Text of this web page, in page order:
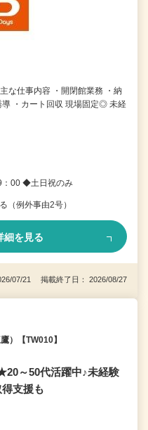
な仕事内容 ・開閉館業務 ・納
・カート回収 現場固定◎ 未経
：00 ◆土日祝のみ
（例外事由2号）
細を見る
07/21 掲載終了日： 2026/08/27
）【TW010】
～50代活躍中♪未経験
支援も